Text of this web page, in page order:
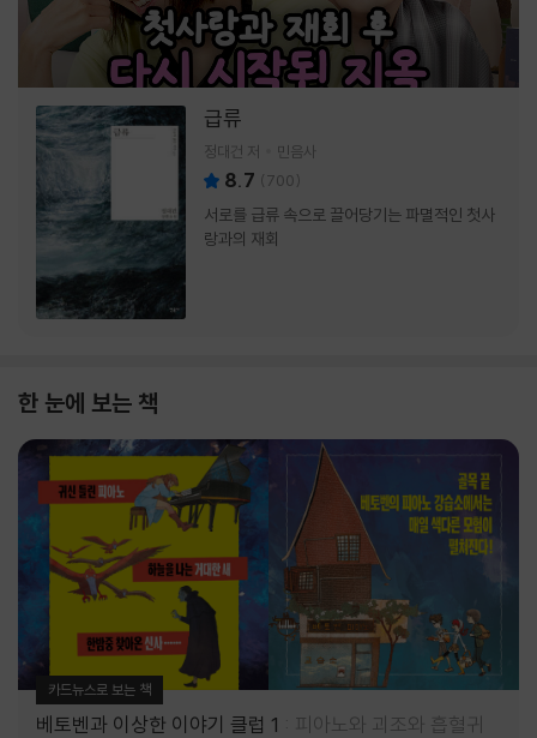
급류
정대건 저 민음사
8.7 (700)
서로를 급류 속으로 끌어당기는 파멸적인 첫사
랑과의 재회
한 눈에 보는 책
카드뉴스로 보는 책
베토벤과 이상한 이야기 클럽 1 피아노와 괴조와 흡혈귀